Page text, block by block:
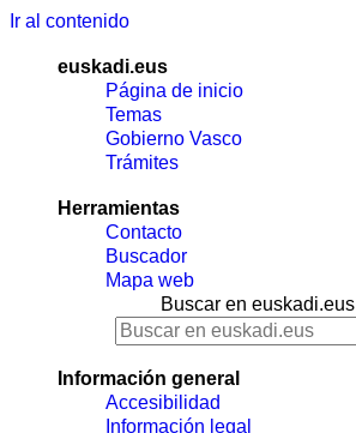
Ir al contenido
euskadi.eus
Página de inicio
Temas
Gobierno Vasco
Trámites
Herramientas
Contacto
Buscador
Mapa web
Buscar en euskadi.eus
Información general
Accesibilidad
Información legal